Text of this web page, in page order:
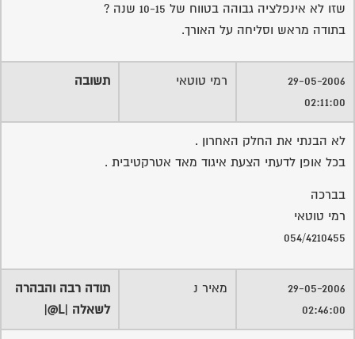
שזו לא אינפלציה גבוהה בטווח של 10-15 שנה ?
בתודה מראש וסליחה על האורך.
29-05-2006
02:11:00
רמי טוטאי תשובה
לא הבנתי את החלק האחרון .
בכל אופן לדעתי הצעת איגוד מאד אטרקטיבית .
בברכה
רמי טוטאי
054/4210455
29-05-2006
02:46:00
מאיר נ
תודה רבה והבהרה
לשאלה |L@|